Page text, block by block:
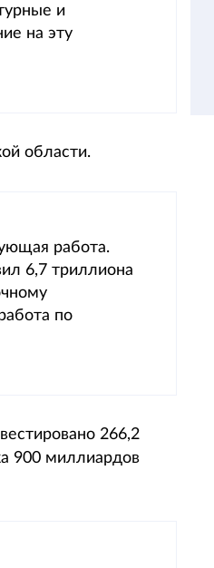
и
на эту
области.
работа.
6,7 триллиона
по
266,2
900 миллиардов